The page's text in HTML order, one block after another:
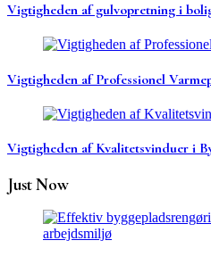
Vigtigheden af gulvopretning i
Vigtigheden af Professionel
Vigtigheden af Kvalitetsvinduer i
Just Now